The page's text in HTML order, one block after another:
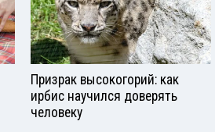
Призрак высокогорий: как
ирбис научился доверять
человеку